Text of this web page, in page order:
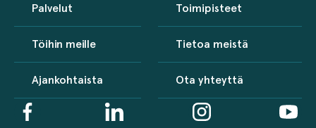
Palvelut Toimipisteet
Töihin meille Tietoa meistä
Ajankohtaista Ota yhteyttä